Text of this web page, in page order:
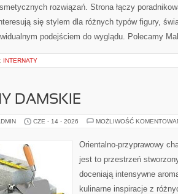
rozwiązań. Strona łączy
się stylem dla różnych typów figury,
podejściem do wyglądu. Polecamy
INTERNATY
DAMSKIE
CZE - 14 - 2026 MOŻLIWOŚĆ
Orientalno-przyprawowy
jest to przestrzeń
doceniają intensywne
kulinarne inspiracje z